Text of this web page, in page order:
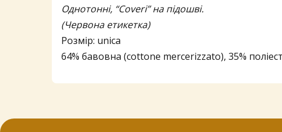
Однотонні, “Coveri” на підошві.
(Червона етикетка)
Розмір: unica
64% бавовна (cottone mercerizzato), 35%